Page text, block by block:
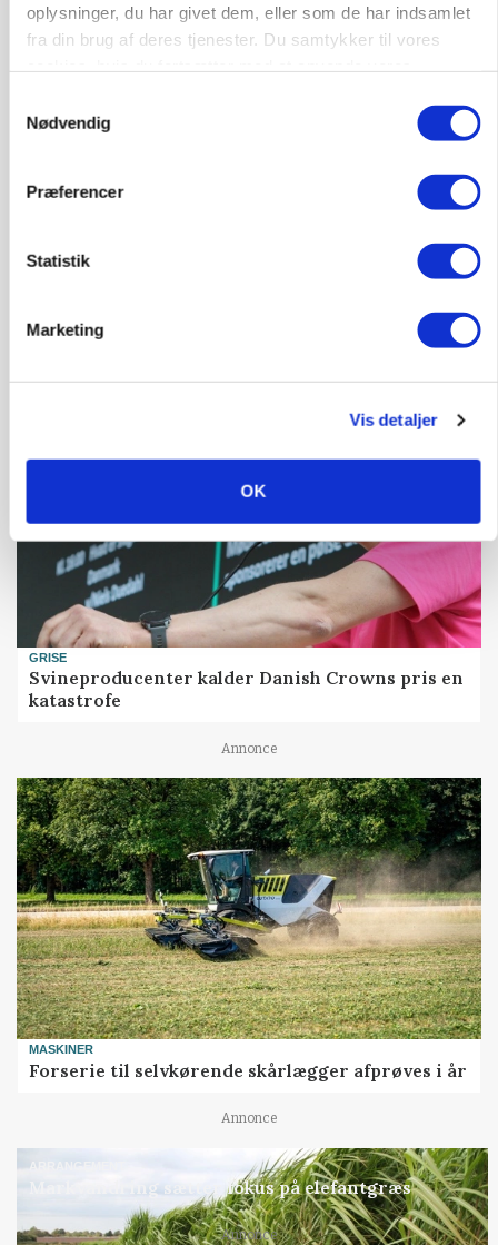
oplysninger, du har givet dem, eller som de har indsamlet
fra din brug af deres tjenester. Du samtykker til vores
Nødvendig
Præferencer
Statistik
Marketing
Vis detaljer
OK
GRISE
Svineproducenter kalder Danish Crowns pris en
katastrofe
Annonce
MASKINER
Forserie til selvkørende skårlægger afprøves i år
Annonce
ARRANGEMENT
Markvandring sætter fokus på elefantgræs
Annonce